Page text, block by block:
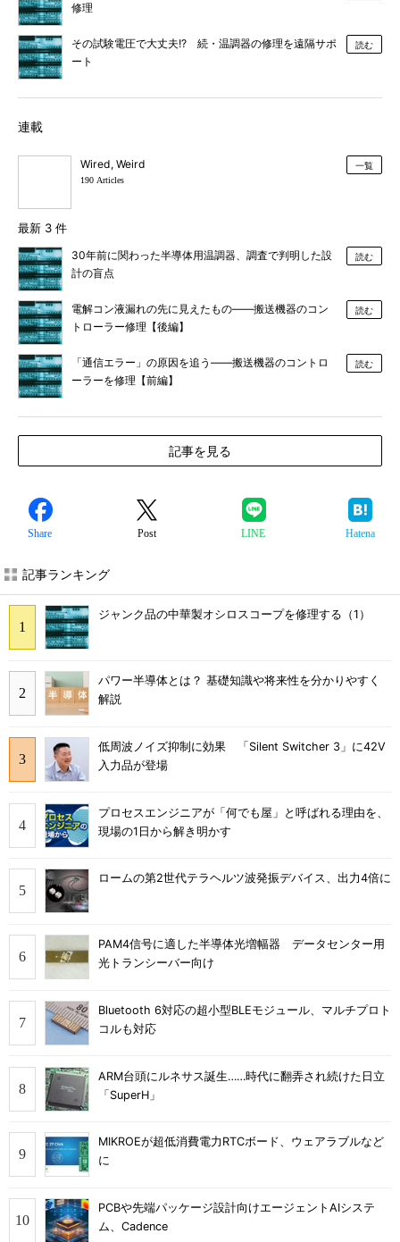
修理
その試験電圧で大丈夫!? 続・温調器の修理を遠隔サポ
ート
読む
連載
Wired, Weird
190 Articles
一覧
最新 3 件
30年前に関わった半導体用温調器、調査で判明した設
計の盲点
読む
電解コン液漏れの先に見えたもの――搬送機器のコン
トローラー修理【後編】
読む
「通信エラー」の原因を追う――搬送機器のコントロ
ーラーを修理【前編】
読む
記事を見る
Share Post LINE Hatena
記事ランキング
ジャンク品の中華製オシロスコープを修理する（1）
パワー半導体とは？ 基礎知識や将来性を分かりやすく
解説
低周波ノイズ抑制に効果 「Silent Switcher 3」に42V
入力品が登場
プロセスエンジニアが「何でも屋」と呼ばれる理由を、
現場の1日から解き明かす
ロームの第2世代テラヘルツ波発振デバイス、出力4倍に
PAM4信号に適した半導体光増幅器 データセンター用
光トランシーバー向け
Bluetooth 6対応の超小型BLEモジュール、マルチプロト
コルも対応
ARM台頭にルネサス誕生……時代に翻弄され続けた日立
「SuperH」
MIKROEが超低消費電力RTCボード、ウェアラブルなど
に
PCBや先端パッケージ設計向けエージェントAIシステ
ム、Cadence